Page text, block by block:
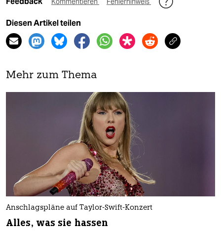
Diesen Artikel teilen
Mehr zum Thema
Anschlagspläne auf Taylor-Swift-Konzert
Alles, was sie hassen